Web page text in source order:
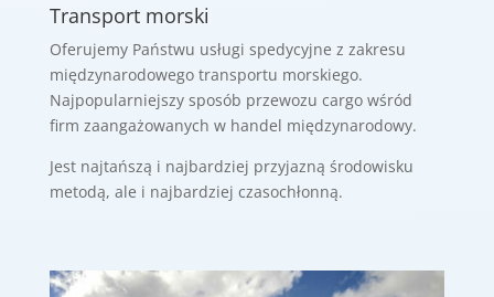
Transport morski
Oferujemy Państwu usługi spedycyjne z zakresu
międzynarodowego transportu morskiego.
Najpopularniejszy sposób przewozu cargo wśród
firm zaangażowanych w handel międzynarodowy.
Jest najtańszą i najbardziej przyjazną środowisku
metodą, ale i najbardziej czasochłonną.